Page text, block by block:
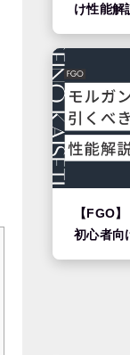
け性能解
【FGO
初心者向